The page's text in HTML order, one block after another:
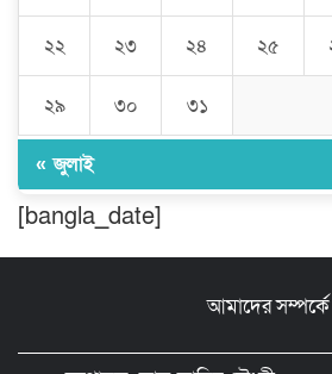
বিশ্বনাথে
গ্রেফতার ১ সিল-
ফেন্সিডিল ও ৩২
মাদকবিরোধী
২২ ২৩ ২৪ ২৫
২৯ ৩০ ৩১
« জুলাই
[bangla_date]
আমাদের সম্পর্কে